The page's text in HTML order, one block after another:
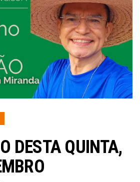
DESTA QUINTA,